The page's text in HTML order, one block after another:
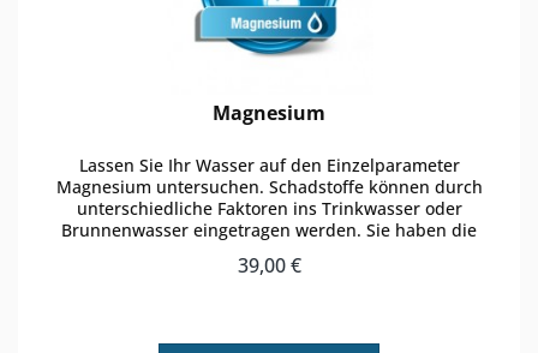
Magnesium
Lassen Sie Ihr Wasser auf den Einzelparameter
Magnesium untersuchen. Schadstoffe können durch
unterschiedliche Faktoren ins Trinkwasser oder
Brunnenwasser eingetragen werden. Sie haben die
39,00 €